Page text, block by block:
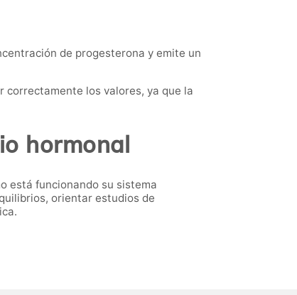
de progesterona y emite un
correctamente los valores, ya que la
hormonal
está funcionando su sistema
orientar estudios de